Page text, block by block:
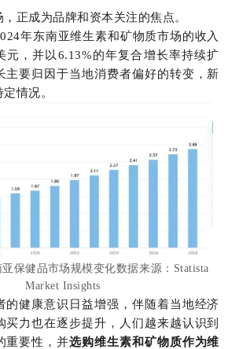
正成为品牌和资本关注的焦点。
年东南亚维生素和矿物质市场的收入
元，并以6.13%的年复合增长率持续扩
主要归因于当地消费者偏好的转变，新
情况。
亚保健品市场规模变化数据来源： Statista
Market Insights
的健康意识日益增强，伴随着当地经济
买力也在逐步提升，人们越来越认识到
重要性，并选购维生素和矿物质作为维